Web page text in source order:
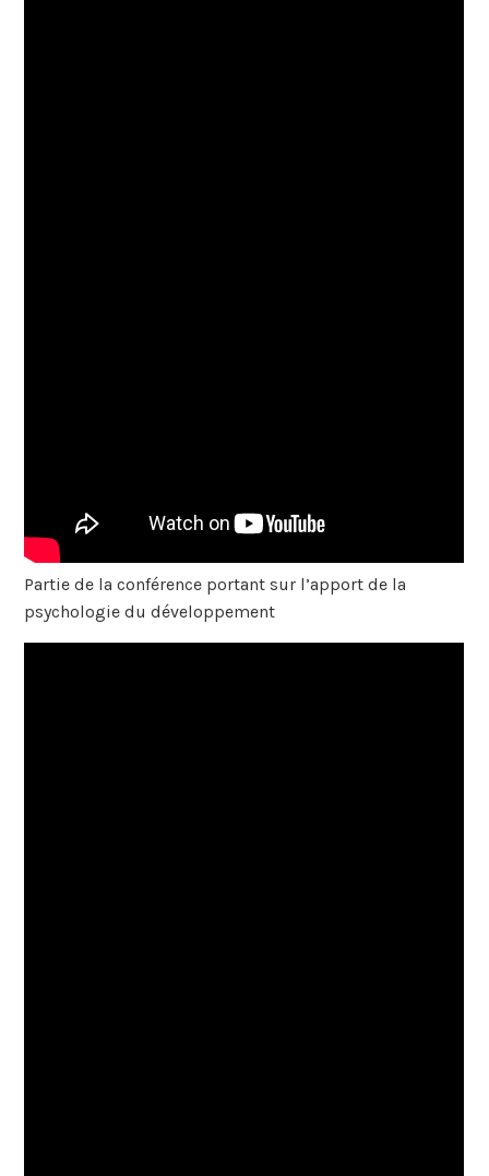
Partie de la conférence portant sur l’apport de la
psychologie du développement